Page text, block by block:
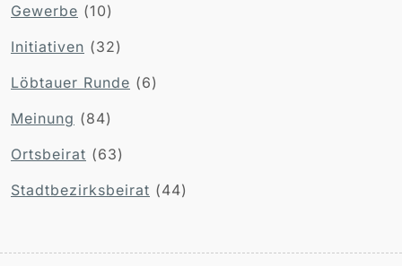
Gewerbe (10)
Initiativen (32)
Löbtauer Runde (6)
Meinung (84)
Ortsbeirat (63)
Stadtbezirksbeirat (44)